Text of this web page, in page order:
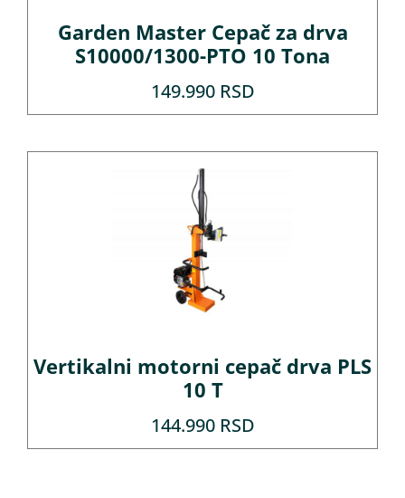
Garden Master Cepač za drva
S10000/1300-PTO 10 Tona
149.990 RSD
Vertikalni motorni cepač drva PLS
10 T
144.990 RSD